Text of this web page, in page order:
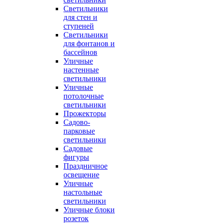
Светильники
для стен и
ступеней
Светильники
для фонтанов и
бассейнов
Уличные
настенные
светильники
Уличные
потолочные
светильники
Прожекторы
Садово-
парковые
светильники
Садовые
фигуры
Праздничное
освещение
Уличные
настольные
светильники
Уличные блоки
розеток